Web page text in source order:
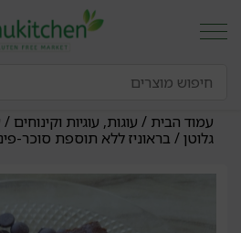
עמוד הבית / עוגות, עוגיות וקינוחים /
גלוטן/ בראוניז ללא תוספת סוכר-